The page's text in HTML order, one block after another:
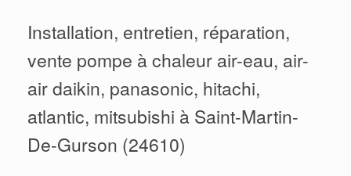
Installation, entretien, réparation,
vente pompe à chaleur air-eau, air-
air daikin, panasonic, hitachi,
atlantic, mitsubishi à Saint-Martin-
De-Gurson (24610)